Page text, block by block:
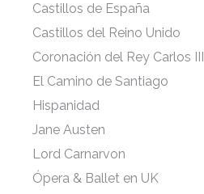
Castillos de España
Castillos del Reino Unido
Coronación del Rey Carlos III
El Camino de Santiago
Hispanidad
Jane Austen
Lord Carnarvon
Ópera & Ballet en UK